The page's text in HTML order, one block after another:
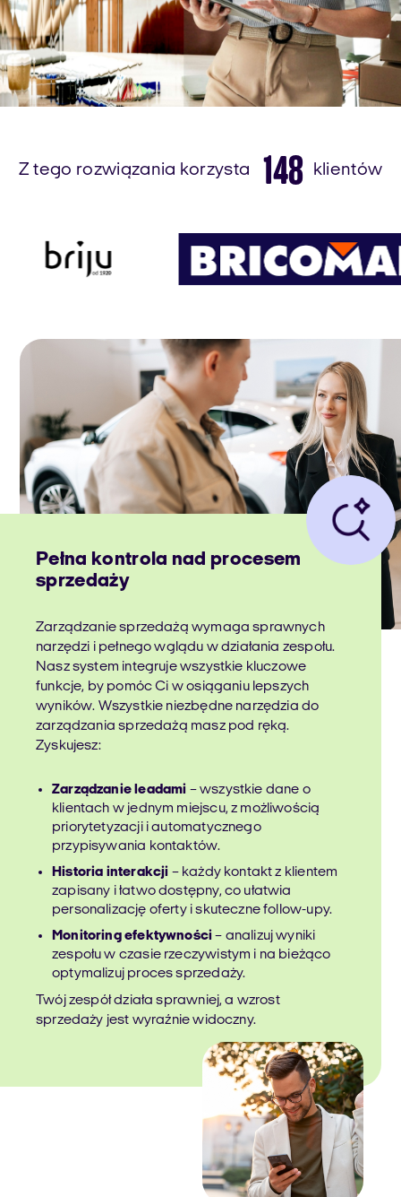
Z tego rozwiązania korzysta 148 klientów
Pełna kontrola nad procesem
sprzedaży
Zarządzanie sprzedażą wymaga sprawnych
narzędzi i pełnego wglądu w działania zespołu.
Nasz system integruje wszystkie kluczowe
funkcje, by pomóc Ci w osiąganiu lepszych
wyników. Wszystkie niezbędne narzędzia do
zarządzania sprzedażą masz pod ręką.
Zyskujesz:
Zarządzanie leadami – wszystkie dane o
klientach w jednym miejscu, z możliwością
priorytetyzacji i automatycznego
przypisywania kontaktów.
Historia interakcji – każdy kontakt z klientem
zapisany i łatwo dostępny, co ułatwia
personalizację oferty i skuteczne follow-upy.
Monitoring efektywności– analizuj wyniki
zespołu w czasie rzeczywistym i na bieżąco
optymalizuj proces sprzedaży.
Twój zespół działa sprawniej, a wzrost
sprzedaży jest wyraźnie widoczny.